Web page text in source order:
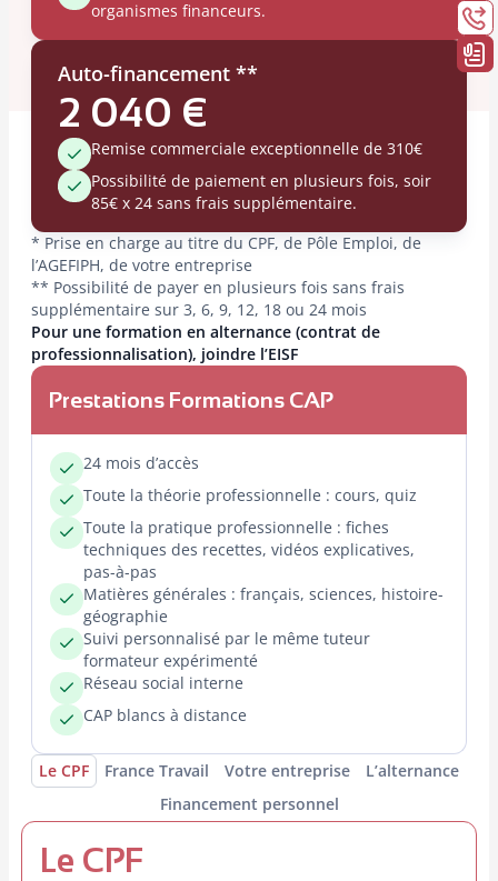
organismes financeurs.
Auto-financement **
2 040 €
Remise commerciale exceptionnelle de 310€
Possibilité de paiement en plusieurs fois, soir
85€ x 24 sans frais supplémentaire.
* Prise en charge au titre du CPF, de Pôle Emploi, de
l’AGEFIPH, de votre entreprise
** Possibilité de payer en plusieurs fois sans frais
supplémentaire sur 3, 6, 9, 12, 18 ou 24 mois
Pour une formation en alternance (contrat de
professionnalisation), joindre l’EISF
Prestations Formations CAP
24 mois d’accès
Toute la théorie professionnelle : cours, quiz
Toute la pratique professionnelle : fiches
techniques des recettes, vidéos explicatives,
pas-à-pas
Matières générales : français, sciences, histoire-
géographie
Suivi personnalisé par le même tuteur
formateur expérimenté
Réseau social interne
CAP blancs à distance
Le CPF France Travail Votre entreprise
L’alternance
Financement personnel
Le CPF